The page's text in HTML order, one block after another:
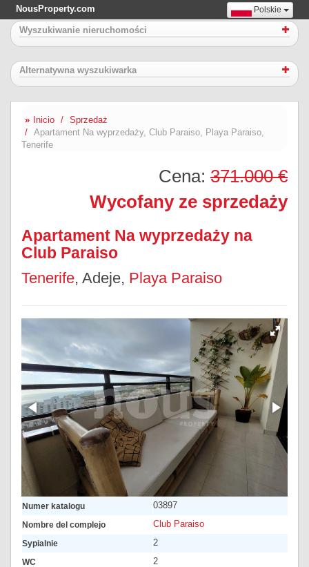
NousProperty.com Polskie
Wyszukiwanie nieruchomości
Alternatywna wyszukiwarka
Inicio
Sprzedaż
Apartament Na wyprzedaży, Club Paraiso, Playa Paraiso,
Tenerife
Cena: 371.000 €
Wycofany ze sprzedaży
Apartament Na wyprzedaży na
Club Paraiso
Tenerife, Adeje, Playa Paraiso
Numer katalogu 03897
Nombre del complejo Club Paraiso
Sypialnie 2
WC 2